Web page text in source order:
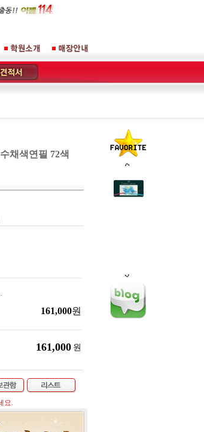
채색연필 72색
(최고급)
161,000원
161,000 원
요.